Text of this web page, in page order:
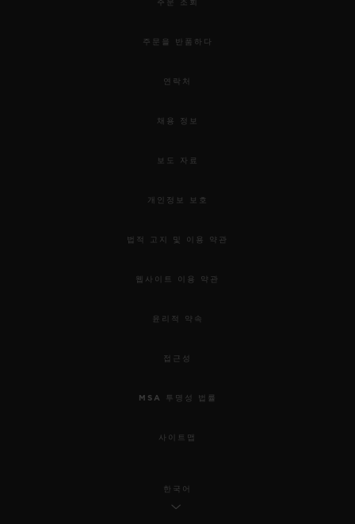
JPY 17,468,000
주문 조회
주문을 반품하다
연락처
채용 정보
보도 자료
개인정보 보호
법적 고지 및 이용 약관
웹사이트 이용 약관
윤리적 약속
접근성
MSA 투명성 법률
사이트맵
한국어